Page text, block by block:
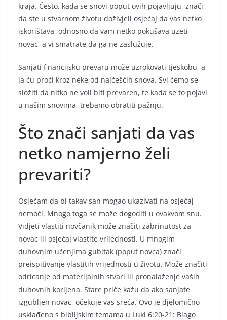
kraja. Često, kada se snovi poput ovih pojavljuju, znači
da ste u stvarnom životu doživjeli osjećaj da vas netko
iskorištava, odnosno da vam netko pokušava uzeti
novac, a vi smatrate da ga ne zaslužuje.
Sanjati financijsku prevaru može uzrokovati tjeskobu, a
ja ću proći kroz neke od najčešćih snova. Svi ćemo se
složiti da nitko ne voli biti prevaren, te kada se to pojavi
u našim snovima, trebamo obratiti pažnju.
Što znači sanjati da vas
netko namjerno želi
prevariti?
Osjećam da bi takav san mogao ukazivati na osjećaj
nemoći. Mnogo toga se može dogoditi u ovakvom snu.
Vidjeti vlastiti novčanik može značiti zabrinutost za
novac ili osjećaj vlastite vrijednosti. U mnogim
duhovnim učenjima gubitak (poput novca) znači
preispitivanje vlastitih vrijednosti u životu. Može značiti
odricanje od materijalnih stvari ili pronalaženje vaših
duhovnih korijena. Stare priče kažu da ako sanjate
izgubljen novac, očekuje vas sreća. Ovo je djelomično
usklađeno s biblijskim temama u Luki 6:20-21: Blago